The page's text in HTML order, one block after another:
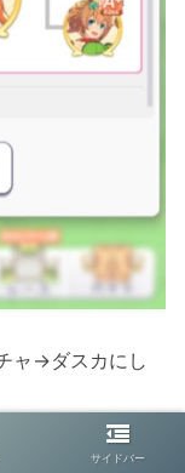
ャ→ダスカにし
感じました。
がるので、スキ
サイドバー